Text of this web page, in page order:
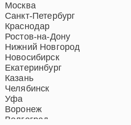
Москва
Санкт-Петербург
Краснодар
Ростов-на-Дону
Нижний Новгород
Новосибирск
Екатеринбург
Казань
Челябинск
Уфа
Воронеж
Волгоград